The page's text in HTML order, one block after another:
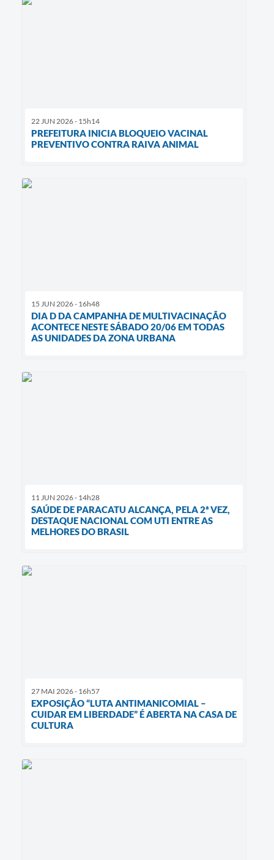
22 JUN 2026 - 15h14
PREFEITURA INICIA BLOQUEIO VACINAL
PREVENTIVO CONTRA RAIVA ANIMAL
15 JUN 2026 - 16h48
DIA D DA CAMPANHA DE MULTIVACINAÇÃO
ACONTECE NESTE SÁBADO 20/06 EM TODAS
AS UNIDADES DA ZONA URBANA
11 JUN 2026 - 14h28
SAÚDE DE PARACATU ALCANÇA, PELA 2ª VEZ,
DESTAQUE NACIONAL COM UTI ENTRE AS
MELHORES DO BRASIL
27 MAI 2026 - 16h57
EXPOSIÇÃO “LUTA ANTIMANICOMIAL –
CUIDAR EM LIBERDADE” É ABERTA NA CASA DE
CULTURA